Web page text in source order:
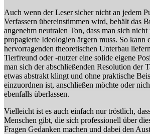
Auch wenn der Leser sicher nicht an jedem
Verfassern übereinstimmen wird, behält das
angenehm neutralen Ton, dass man sich
propagierte Ideologien ärgern muss. So kann
hervorragenden theoretischen Unterbau
Tierfreund oder -nutzer eine solide eigene
man sich der abschließenden Resolution der
etwas abstrakt klingt und ohne praktische
einzuordnen ist, anschließen möchte oder
ebenfalls überlassen.
Vielleicht ist es auch einfach nur tröstlich,
Menschen gibt, die sich professionell über
Fragen Gedanken machen und dabei den